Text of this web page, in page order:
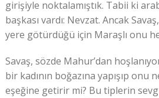
girişiyle noktalamıştık. Tabii ki
başkası vardı: Nevzat. Ancak
yere götürdüğü için Maraşlı onu
Savaş, sözde Mahur’dan
bir kadının boğazına yapışıp onu
eşeğine getirir mi? Bu tiplerin